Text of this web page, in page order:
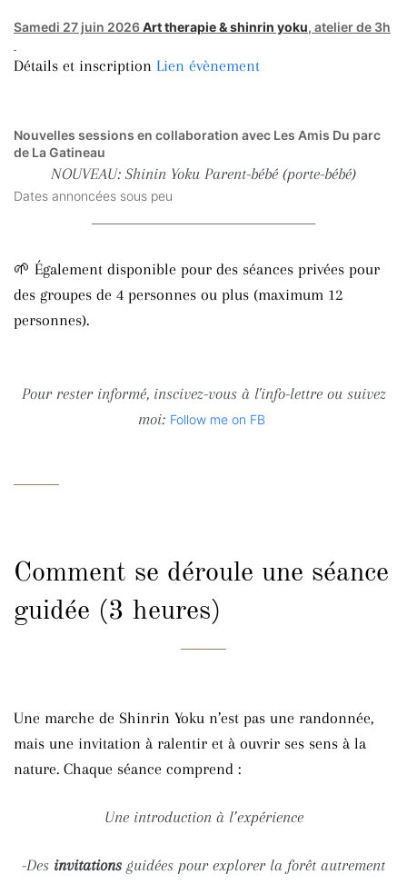
Samedi 27 juin 2026Art therapie & shinrin yoku, atelier de 3h
Détails et inscription Lien évènement
Nouvelles sessions en collaboration avec Les Amis Du parc
de La Gatineau
NOUVEAU: Shinin Yoku Parent-bébé (porte-bébé)
Dates annoncées sous peu
🌱 Également disponible pour des séances privées pour
des groupes de 4 personnes ou plus (maximum 12
personnes).
Pour rester informé, inscivez-vous à l'info-lettre ou suivez
moi: Follow me on FB
Comment se déroule une séance
guidée (3 heures)
Une marche de Shinrin Yoku n’est pas une randonnée,
mais une invitation à ralentir et à ouvrir ses sens à la
nature. Chaque séance comprend :
Une introduction à l’expérience
-Des invitations guidées pour explorer la forêt autrement